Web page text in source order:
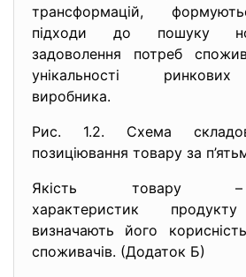
трансформацій,
підходи до пошуку
задоволення потреб
унікальності
виробника.
Рис. 1.2. Схема
позиціювання товару за
Якість товару –
характеристик
визначають його
споживачів. (Додаток Б)